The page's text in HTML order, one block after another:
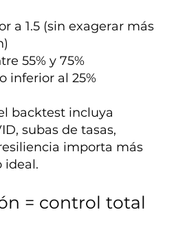
a 1.5 (sin exagerar más
55% y 75%
inferior al 25%
backtest incluya
subas de tasas,
importa más
ideal.
= control total